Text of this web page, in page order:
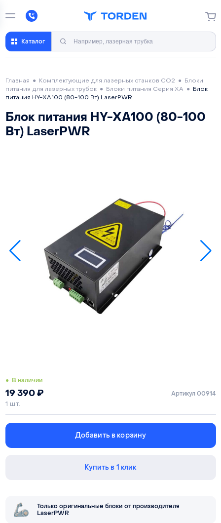
Каталог
Главная ● Комплектующие для лазерных станков CO2 ●
Блоки
питания для лазерных трубок● Блоки питания Серия XA ●
Блок
питания HY-XA100 (80-100 Вт) LaserPWR
Блок питания HY-XA100 (80-100
Вт) LaserPWR
● В наличии
19 390₽
1 шт.
Артикул 00914
Добавить в корзину
Купить в 1 клик
Только оригинальные блоки от производителя
LaserPWR